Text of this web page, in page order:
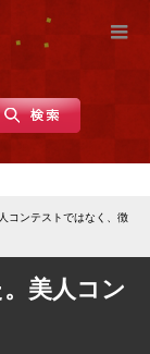
コンテストではなく、徴
美人コン